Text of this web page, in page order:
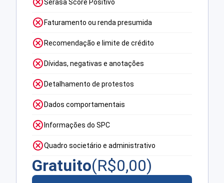
Serasa Score Positivo
Faturamento ou renda presumida
Recomendação e limite de crédito
Dívidas, negativas e anotações
Detalhamento de protestos
Dados comportamentais
Informações do SPC
Quadro societário e administrativo
Gratuito(R$0,00)